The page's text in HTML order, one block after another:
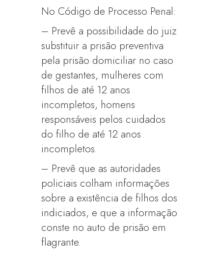
No Código de Processo Penal:
– Prevê a possibilidade do juiz
substituir a prisão preventiva
pela prisão domiciliar no caso
de gestantes, mulheres com
filhos de até 12 anos
incompletos, homens
responsáveis pelos cuidados
do filho de até 12 anos
incompletos.
– Prevê que as autoridades
policiais colham informações
sobre a existência de filhos dos
indiciados, e que a informação
conste no auto de prisão em
flagrante.